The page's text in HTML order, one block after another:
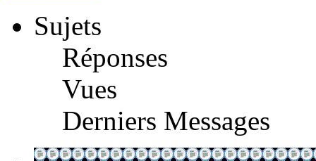
Sujets
Réponses
Vues
Derniers Messages